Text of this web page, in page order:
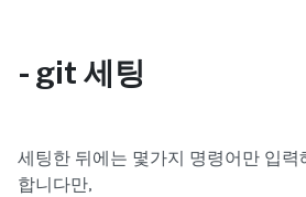
- git 세팅
세팅한 뒤에는 몇가지 명령어만 입
합니다만,